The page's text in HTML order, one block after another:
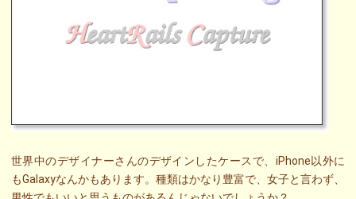
世界中のデザイナーさんのデザインしたケースで、iPhone以外に
もGalaxyなんかもあります。種類はかなり豊富で、女子と言わず、